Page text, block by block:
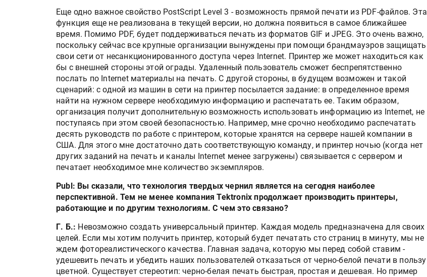
Еще одно важное свойство PostScript Level 3 - возможность прямой печати из PDF-файлов. Эта
функция еще не реализована в текущей версии, но должна появиться в самое ближайшее
время. Помимо PDF, будет поддерживаться печать из форматов GIF и JPEG. Это очень важно,
поскольку сейчас все крупные организации вынуждены при помощи брандмауэров защищать
свои сети от несанкционированного доступа через Internet. Принтер же может находиться как
бы с внешней стороны этой ограды. Удаленный пользователь сможет беспрепятственно
послать по Internet материалы на печать. С другой стороны, в будущем возможен и такой
сценарий: с одной из машин в сети на принтер посылается задание: в определенное время
найти на нужном сервере необходимую информацию и распечатать ее. Таким образом,
организация получит дополнительную возможность использовать информацию из Internet, не
поступаясь при этом своей безопасностью. Например, мне срочно необходимо распечатать
десять руководств по работе с принтером, которые хранятся на сервере нашей компании в
США. Для этого мне достаточно дать соответствующую команду, и принтер ночью (когда нет
других заданий на печать и каналы Internet менее загружены) связывается с сервером и
печатает необходимое мне количество экземпляров.
Publ: Вы сказали, что технология твердых чернил является на сегодня наиболее
перспективной. Тем не менее компания Tektronix продолжает производить принтеры,
работающие и по другим технологиям. С чем это связано?
Г. Б.: Невозможно создать универсальный принтер. Каждая модель предназначена для своих
целей. Если мы хотим получить принтер, который будет печатать сто страниц в минуту, мы не
ждем фотореалистического качества. Главная задача, которую мы перед собой ставим -
удешевить печать и убедить наших пользователей отказаться от черно-белой печати в пользу
цветной. Существует стереотип: черно-белая печать быстрая, простая и дешевая. Но пример